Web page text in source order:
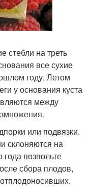
стебли на треть
все сухие
году. Летом
у основания куста
между
или подвязки,
склоняются на
позвольте
сбора плодов,